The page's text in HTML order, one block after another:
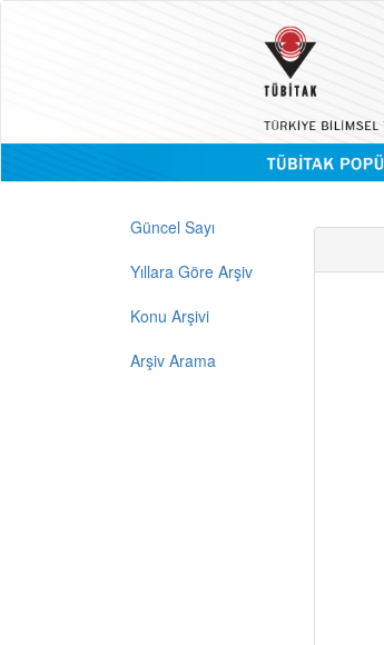
Güncel Sayı
Yıllara Göre Arşiv
Konu Arşivi
Arşiv Arama